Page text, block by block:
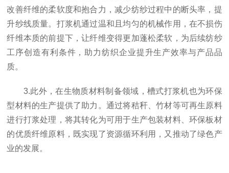
改善纤维的柔软度和抱合力，减少纺纱过程中的断头率，提
升纱线质量。打浆机通过温和且均匀的机械作用，在不损伤
纤维本质的前提下，让纤维变得更加蓬松柔软，为后续纺纱
工序创造有利条件，助力纺织企业提升生产效率与产品品
质。
3.此外，在生物质材料制备领域，槽式打浆机也为环保
型材料的生产提供了助力。通过将秸秆、竹材等可再生原料
进行打浆处理，将其转化为可用于生产包装材料、环保板材
的优质纤维原料，既实现了资源循环利用，又推动了绿色产
业的发展。